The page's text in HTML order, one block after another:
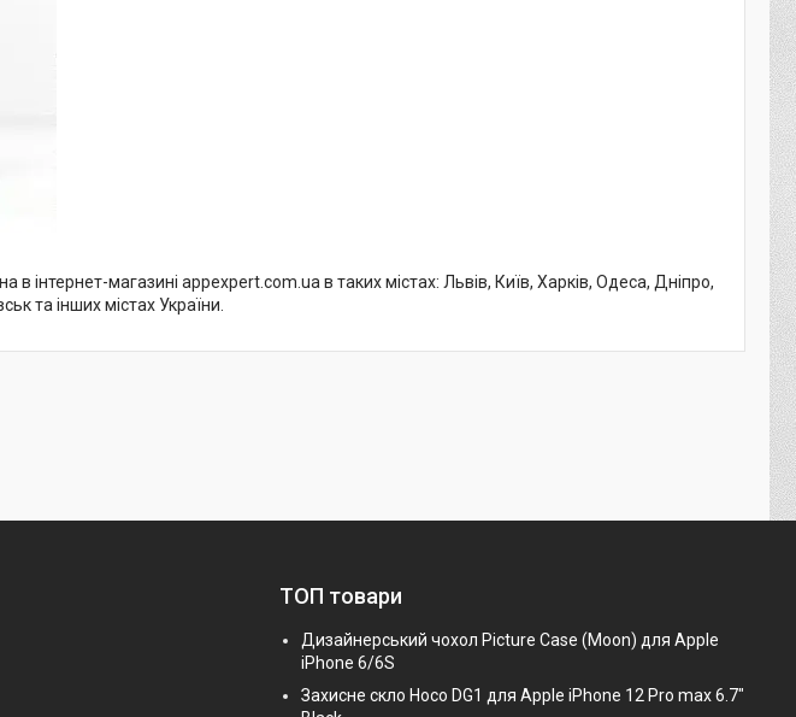
інтернет-магазині appexpert.com.ua в таких містах: Львів, Київ, Харків, Одеса, Дніпро,
та інших містах України.
ТОП товари
Дизайнерський чохол Picture Case (Moon) для Apple
iPhone 6/6S
Захисне скло Hoco DG1 для Apple iPhone 12 Pro max 6.7"